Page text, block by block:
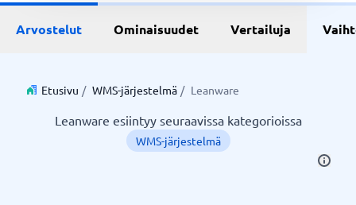
Arvostelut Ominaisuudet Vertailuja
Etusivu / WMS-järjestelmä / Leanware
Leanware esiintyy seuraavissa kategorioissa
WMS-järjestelmä